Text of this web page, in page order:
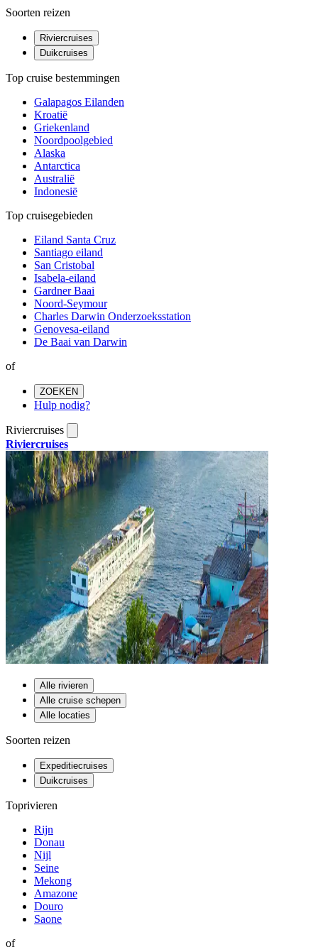
Soorten reizen
Riviercruises
Duikcruises
Top cruise bestemmingen
Galapagos Eilanden
Kroatië
Griekenland
Noordpoolgebied
Alaska
Antarctica
Australië
Indonesië
Top cruisegebieden
Eiland Santa Cruz
Santiago eiland
San Cristobal
Isabela-eiland
Gardner Baai
Noord-Seymour
Charles Darwin Onderzoeksstation
Genovesa-eiland
De Baai van Darwin
of
ZOEKEN
Hulp nodig?
Riviercruises
Riviercruises
Alle rivieren
Alle cruise schepen
Alle locaties
Soorten reizen
Expeditiecruises
Duikcruises
Toprivieren
Rijn
Donau
Nijl
Seine
Mekong
Amazone
Douro
Saone
of